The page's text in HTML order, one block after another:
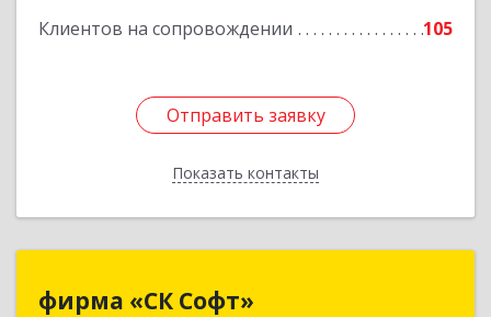
Клиентов на сопровождении 105
Отправить заявку
Показать контакты
Отправить заявку
Назад
фирма «СК Софт»